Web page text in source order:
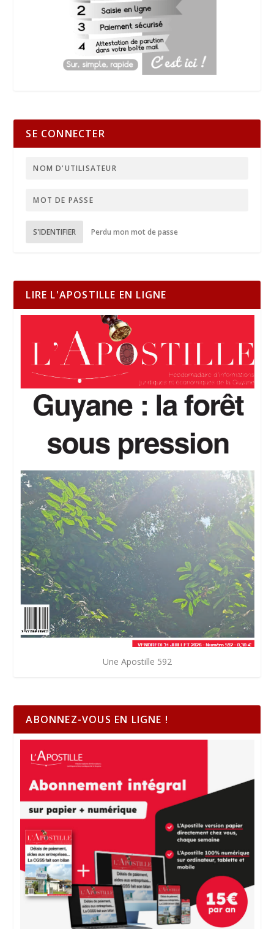
SE CONNECTER
S'IDENTIFIER Perdu mon mot de passe
LIRE L'APOSTILLE EN LIGNE
Une Apostille 592
ABONNEZ-VOUS EN LIGNE !